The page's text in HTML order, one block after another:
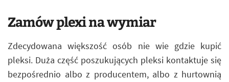
Zamów plexi na wymiar
Zdecydowana większość osób nie wie gdzie kupić
pleksi. Duża część poszukujących pleksi kontaktuje się
bezpośrednio albo z producentem, albo z hurtownią